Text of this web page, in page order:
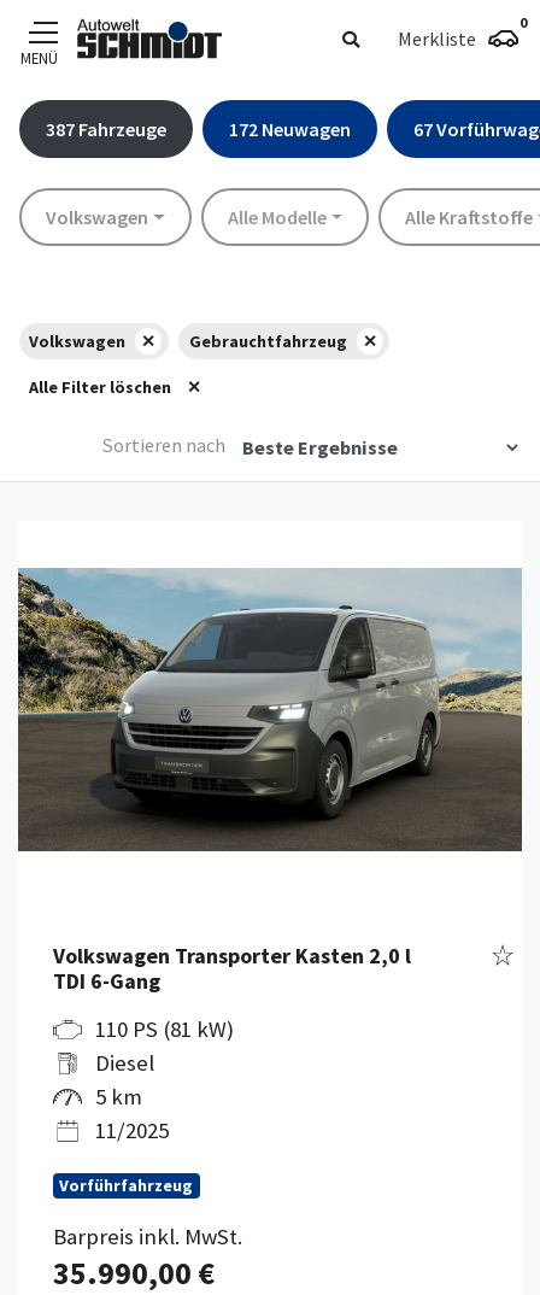
MENÜ
Merkliste
0
387 Fahrzeuge 172 Neuwagen 67
MarkeVolkswagen ModellAlle Modelle Kraftstoff
Alle Kraftstoffe
Volkswagen Gebrauchtfahrzeug
Alle Filter löschen
Sortieren nach
Volkswagen Transporter Kasten 2,0 l
TDI 6-Gang
110 PS (81 kW)
Diesel
5 km
11/2025
Vorführfahrzeug
Barpreis inkl. MwSt.
35.990,00 €